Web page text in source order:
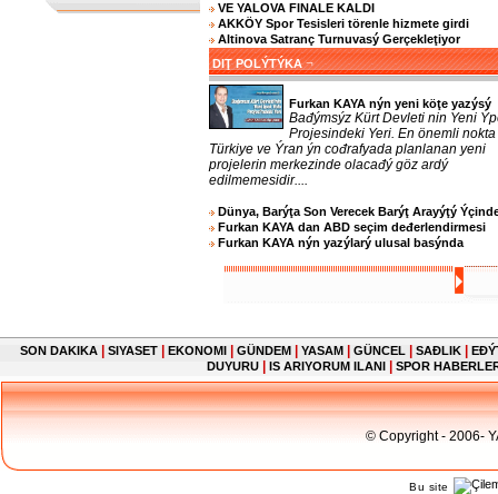
VE YALOVA FINALE KALDI
AKKÖY Spor Tesisleri törenle hizmete girdi
Altinova Satranç Turnuvasý Gerçekleţiyor
DIŢ POLÝTÝKA ¬
Furkan KAYA nýn yeni köţe yazýsý
Bađýmsýz Kürt Devleti nin Yeni
Projesindeki Yeri. En önemli nokta
Türkiye ve Ýran ýn cođrafyada planlanan yeni
projelerin merkezinde olacađý göz ardý
edilmemesidir....
Dünya, Barýţa Son Verecek Barýţ Arayýţý
Furkan KAYA dan ABD seçim deđerlendirmesi
Furkan KAYA nýn yazýlarý ulusal basýnda
SON DAKIKA SIYASET EKONOMI GÜNDEM YASAM GÜNCEL SAĐLIK
DUYURU
IS ARIYORUM ILANI SPOR
© Copyright - 2006-
Bu site